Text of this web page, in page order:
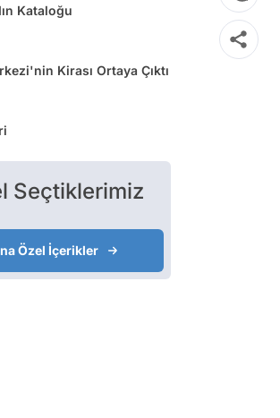
Kataloğu
Kirası Ortaya Çıktı
Seçtiklerimiz
Özel İçerikler